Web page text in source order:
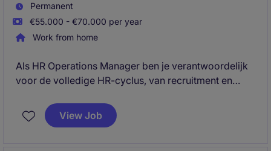
Permanent
€55.000 - €70.000 per year
Work from home
Als HR Operations Manager ben je verantwoordelijk
voor de volledige HR-cyclus, van recruitment en
verzuimbegeleiding en HR-advies. Je bent het eerste
aanspreekpunt voor medewerkers en management
View Job